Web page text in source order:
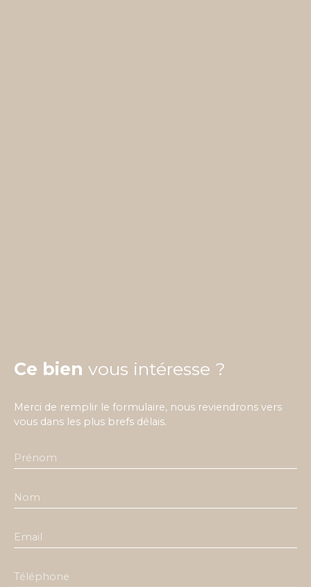
Ce bien vous intéresse ?
Merci de remplir le formulaire, nous reviendrons vers
vous dans les plus brefs délais.
Prénom
Nom
Email
Téléphone